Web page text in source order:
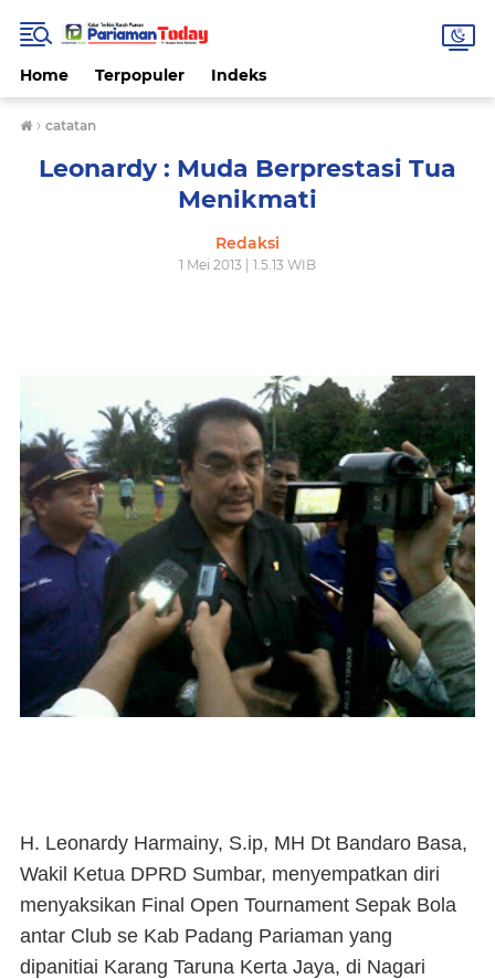
Home Terpopuler Indeks
› catatan
Leonardy : Muda Berprestasi Tua
Menikmati
Redaksi
1 Mei 2013 | 1.5.13 WIB
H. Leonardy Harmainy, S.ip, MH Dt Bandaro Basa,
Wakil Ketua DPRD Sumbar, menyempatkan diri
menyaksikan Final Open Tournament Sepak Bola
antar Club se Kab Padang Pariaman yang
dipanitiai Karang Taruna Kerta Jaya, di Nagari